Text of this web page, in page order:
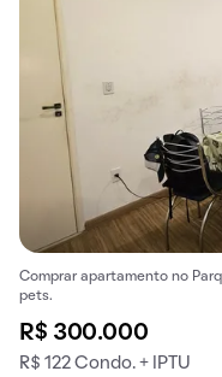
Comprar apartamento no
pets.
R$ 300.000
R$ 122 Condo. + IPTU